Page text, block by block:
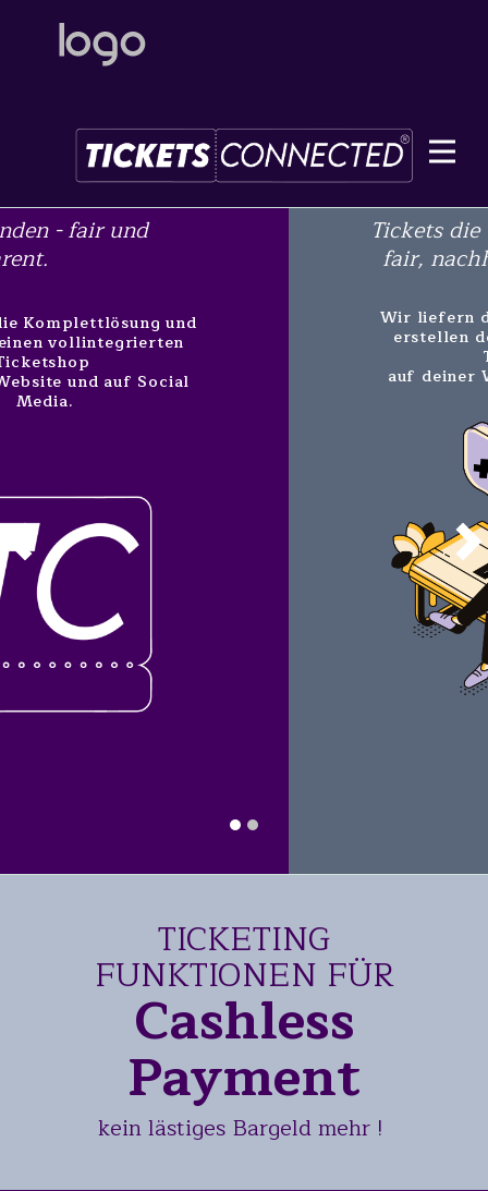
Tickets die verbinden - regional,
fair, nachhaltig, transparent.
Wir liefern die Komplettlösung und
erstellen deinen vollintegrierten
auf deiner Website und auf Social
TICKETING
FUNKTIONEN FÜR
Cashless
Payment
kein lästiges Bargeld mehr !